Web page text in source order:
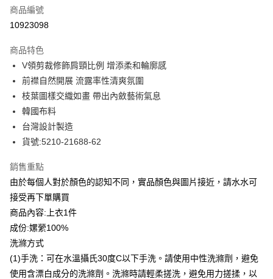
信用卡分期付款
合作金庫商業銀行
華南商業銀行
彰化商業銀行
上海商業儲蓄銀行
國泰世華商業銀行
兆豐國際商業銀行
臺灣中小企業銀行
匯豐（台灣）商業銀行
聯邦商業銀行
元大商業銀行
台新國際商業銀行
台灣樂天信用卡公司
LINE Pay
Apple Pay
街口支付
悠遊付
ATM付款
貨到付款
運送方式
付款後全家取貨
每筆NT$80，滿NT$399(含以上)免運費
商品編號
10923098
商品特色
V領剪裁修飾肩頸比例 增添柔和輪廓感
前襟自然開展 流露率性清爽氛圍
枝葉圖樣交織如畫 帶出內斂藝術氣息
韓國布料
台灣設計製造
貨號:5210-21688-62
銷售重點
由於每個人對於顏色的認知不同，實品顏色與圖片接近，請水水可
接受再下單購買
商品內容:上衣1件
成份:嫘縈100%
洗滌方式
(1)手洗：可在水溫攝氏30度C以下手洗。請使用中性洗滌劑，避免
使用含漂白成分的洗滌劑。洗滌時請輕柔搓洗，避免用力搓揉，以